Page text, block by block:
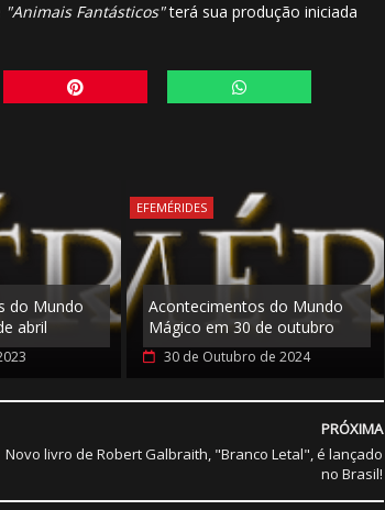
"Animais Fantásticos"terá sua produção iniciada
do Mundo
abril
EFEMÉRIDES
Acontecimentos do Mundo
Mágico em 30 de outubro
30 de Outubro de 2024
PRÓXIMA
Novo livro de Robert Galbraith, "Branco Letal", é lançado
no Brasil!